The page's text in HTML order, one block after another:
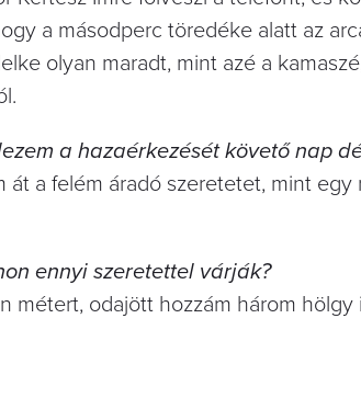
a másodperc töredéke alatt az
olyan maradt, mint azé a
a hazaérkezését követő nap
a felém áradó szeretetet, mint egy
ennyi szeretettel várják?
métert, odajött hozzám három hölgy